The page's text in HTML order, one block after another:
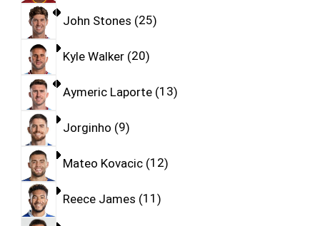
John Stones 25
Kyle Walker 20
Aymeric Laporte 13
Jorginho 9
Mateo Kovacic 12
Reece James 11